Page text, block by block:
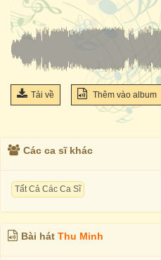
Tải về Thêm vào album
Các ca sĩ khác
Tất Cả Các Ca Sĩ
Bài hát Thu Minh